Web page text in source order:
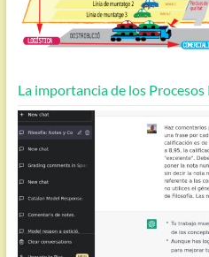
La importancia de los